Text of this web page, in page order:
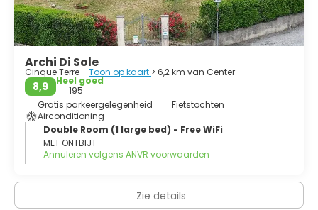
Archi Di Sole
Cinque Terre - Toon op kaart > 6,2 km van Center
8,9
Heel goed
195
Gratis parkeergelegenheid
Fietstochten
Airconditioning
Double Room (1 large bed) - Free WiFi
MET ONTBIJT
Annuleren volgens ANVR voorwaarden
Zie details